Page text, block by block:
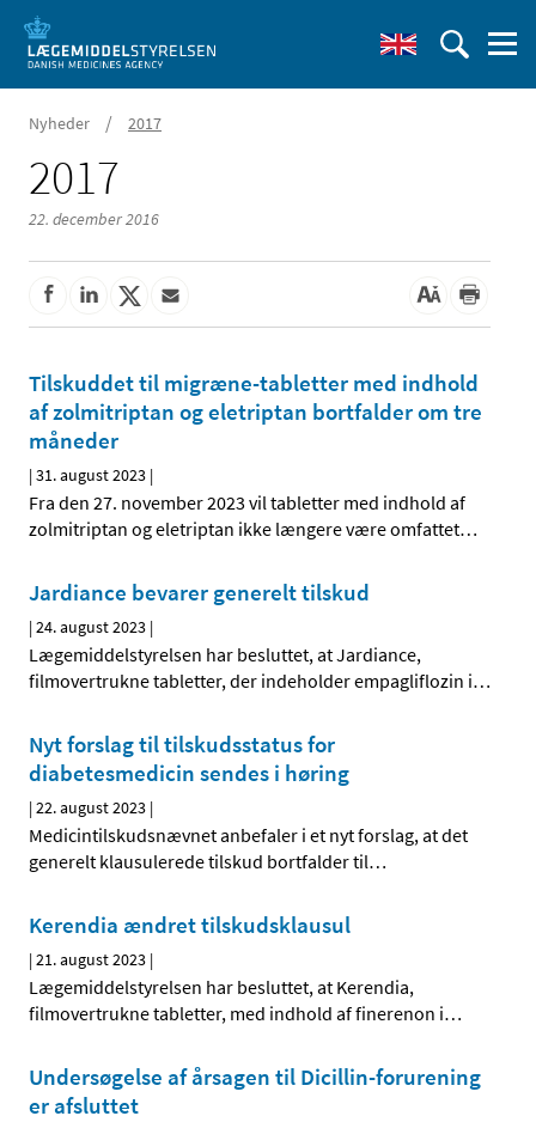
Nyheder / 2017
2017
22. december 2016
Tilskuddet til migræne-tabletter med indhold
af zolmitriptan og eletriptan bortfalder om tre
måneder
|31. august 2023 |
Fra den 27. november 2023 vil tabletter med indhold af
zolmitriptan og eletriptan ikke længere være omfattet…
Jardiance bevarer generelt tilskud
|24. august 2023 |
Lægemiddelstyrelsen har besluttet, at Jardiance,
filmovertrukne tabletter, der indeholder empagliflozin i…
Nyt forslag til tilskudsstatus for
diabetesmedicin sendes i høring
|22. august 2023 |
Medicintilskudsnævnet anbefaler i et nyt forslag, at det
generelt klausulerede tilskud bortfalder til…
Kerendia ændret tilskudsklausul
|21. august 2023 |
Lægemiddelstyrelsen har besluttet, at Kerendia,
filmovertrukne tabletter, med indhold af finerenon i…
Undersøgelse af årsagen til Dicillin-forurening
er afsluttet